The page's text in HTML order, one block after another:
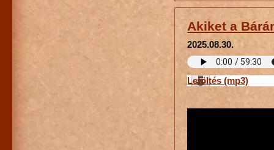
Akiket a
2025.08.30.
Letöltés (mp3)